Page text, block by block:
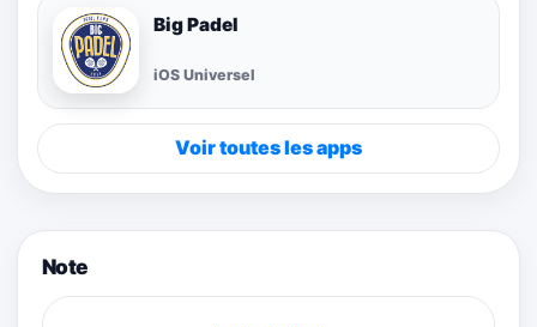
Big Padel
iOS Universel
Voir toutes les apps
Note